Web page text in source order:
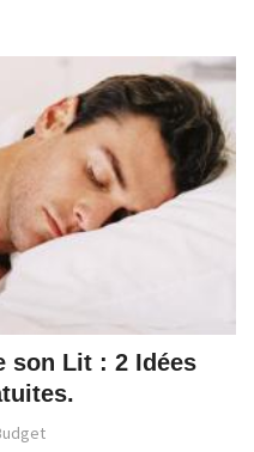
son Lit : 2 Idées